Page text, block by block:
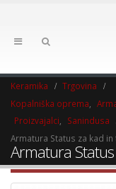
Keramika
Trgovina
Kopalniška oprema
Proizvajalci
Sanindusa
Armatura Status za kad in
Armatura